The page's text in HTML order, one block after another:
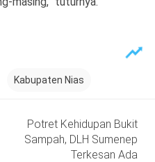
Kabupaten Nias
Potret Kehidupan Bukit
Sampah, DLH Sumenep
Terkesan Ada